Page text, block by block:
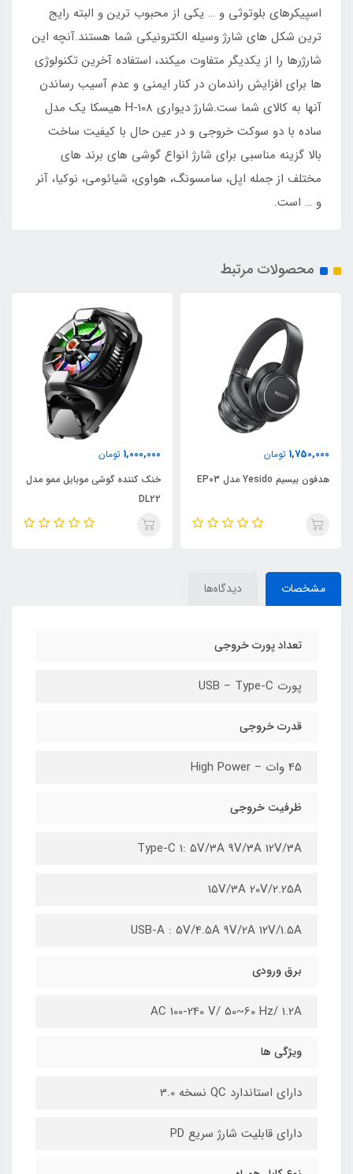
اسپیکرهای بلوتوثی و … یکی از محبوب ترین و البته رایج
ترین شکل های شارژ وسیله الکترونیکی شما هستند.آنچه این
شارژرها را از یکدیگر متفاوت میکند، استفاده آخرین تکنولوژی
ها برای افزایش راندمان در کنار ایمنی و عدم آسیب رساندن
آنها به کالای شما ست.شارژ دیواری H-108 هیسکا یک مدل
ساده با دو سوکت خروجی و در عین حال با کیفیت ساخت
بالا گزینه مناسبی برای شارژ انواع گوشی های برند های
مختلف از جمله اپل، سامسونگ، هواوی، شیائومی، نوکیا، آنر
و … است.
محصولات مرتبط
1,750,000 تومان
هدفون بیسیم Yesido مدل EP03
1,000,000 تومان
خنک کننده گوشی موبایل ممو مدل
DL22
مشخصات دیدگاه‌ها
تعداد پورت خروجی
پورت USB – Type-C
قدرت خروجی
45 وات – High Power
ظرفیت خروجی
Type-C 1: 5V/3A 9V/3A 12V/3A
15V/3A 20V/2.25A
USB-A : 5V/4.5A 9V/2A 12V/1.5A
برق ورودی
AC 100-240 V/ 50~60 Hz/ 1.2A
ویژگی ها
دارای استاندارد QC نسخه 3.0
دارای قابلیت شارژ سریع PD